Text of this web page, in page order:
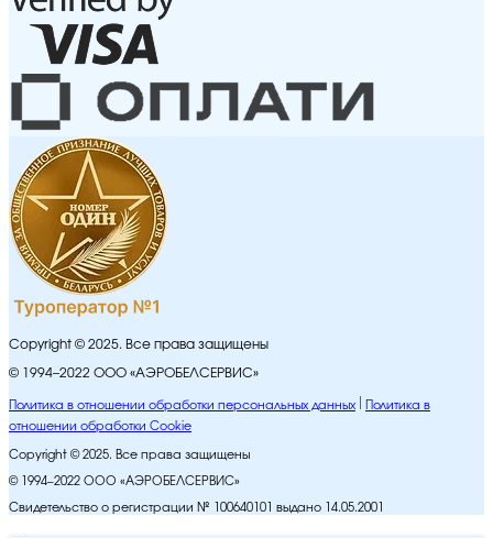
Copyright © 2025. Все права защищены
© 1994–2022 ООО «АЭРОБЕЛСЕРВИС»
Политика в отношении обработки персональных данных
Политика в
отношении обработки Cookie
Copyright © 2025. Все права защищены
© 1994–2022 ООО «АЭРОБЕЛСЕРВИС»
Свидетельство о регистрации № 100640101 выдано 14.05.2001